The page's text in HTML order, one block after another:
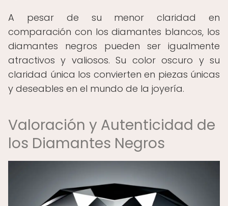
A pesar de su menor claridad en
comparación con los diamantes blancos, los
diamantes negros pueden ser igualmente
atractivos y valiosos. Su color oscuro y su
claridad única los convierten en piezas únicas
y deseables en el mundo de la joyería.
Valoración y Autenticidad de
los Diamantes Negros